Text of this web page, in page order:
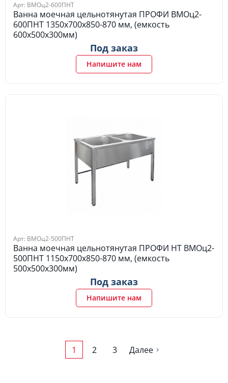
Арт: ВМОц2-600ПНТ
Ванна моечная цельнотянутая ПРОФИ ВМОц2-
600ПНТ 1350х700х850-870 мм, (емкость
600х500х300мм)
Под заказ
Напишите нам
Арт: ВМОц2-500ПНТ
Ванна моечная цельнотянутая ПРОФИ НТ ВМОц2-
500ПНТ 1150х700х850-870 мм, (емкость
500х500х300мм)
Под заказ
Напишите нам
1 2 3 Далее